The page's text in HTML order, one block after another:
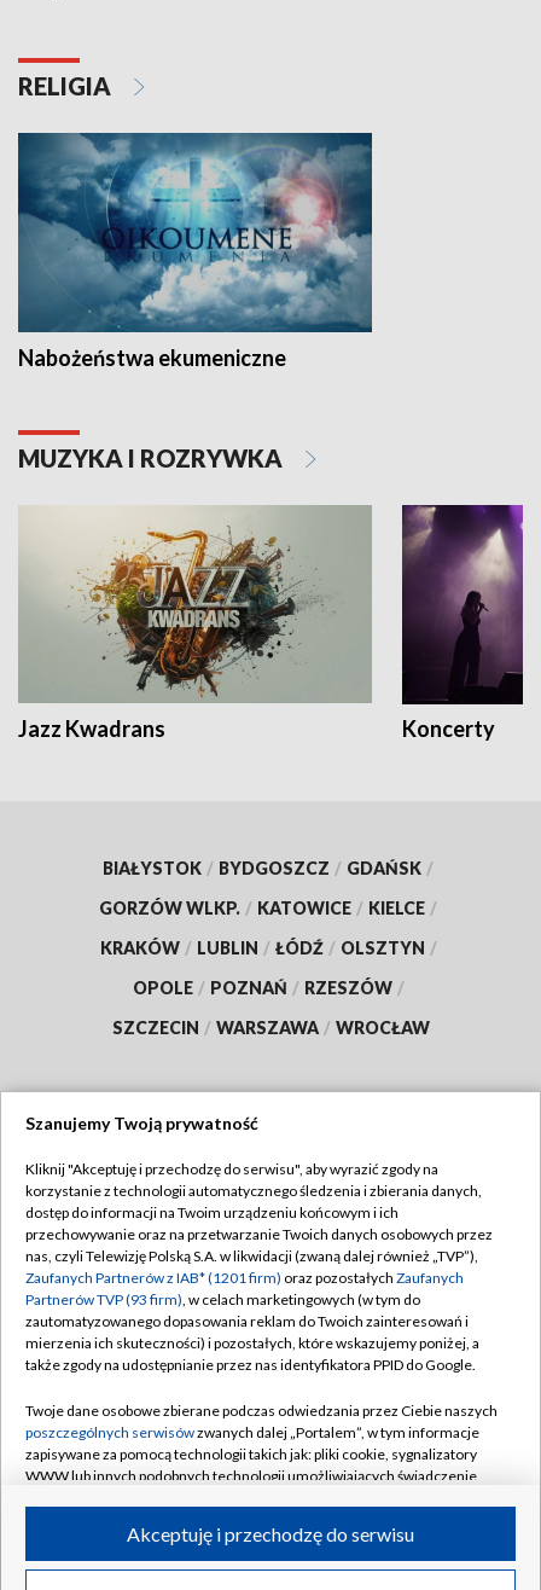
RELIGIA
Nabożeństwa ekumeniczne
MUZYKA I ROZRYWKA
Jazz Kwadrans Koncerty
BIAŁYSTOK / BYDGOSZCZ / GDAŃSK /
GORZÓW WLKP. / KATOWICE / KIELCE /
KRAKÓW / LUBLIN / ŁÓDŹ / OLSZTYN /
OPOLE / POZNAŃ / RZESZÓW /
SZCZECIN / WARSZAWA / WROCŁAW
TVP
Abonament TVP
Emisja w TVP
Centrum informacji TVP
Naziemna Telewizja Cyfrowa
Rada Programowa
System NOS
Informacje o nadawcy
Program dla prasy
Regulamin TVP
Polityka prywatności
Moje zgody
Pomoc
Kontakt
Kanały
©2026 Telewizja Polska S.A. w likwidacji
Szanujemy Twoją prywatność
Kliknij "Akceptuję i przechodzę do serwisu", aby wyrazić zgody na
korzystanie z technologii automatycznego śledzenia i zbierania danych,
dostęp do informacji na Twoim urządzeniu końcowym i ich
przechowywanie oraz na przetwarzanie Twoich danych osobowych przez
nas, czyli Telewizję Polską S.A. w likwidacji (zwaną dalej również „TVP”),
Zaufanych Partnerów z IAB* (1201 firm) oraz pozostałych Zaufanych
Partnerów TVP (93 firm), w celach marketingowych (w tym do
zautomatyzowanego dopasowania reklam do Twoich zainteresowań i
mierzenia ich skuteczności) i pozostałych, które wskazujemy poniżej, a
także zgody na udostępnianie przez nas identyfikatora PPID do Google.
Twoje dane osobowe zbierane podczas odwiedzania przez Ciebie naszych
poszczególnych serwisówzwanych dalej „Portalem”, w tym informacje
zapisywane za pomocą technologii takich jak: pliki cookie, sygnalizatory
WWW lub innych podobnych technologii umożliwiających świadczenie
ruchu w Internecie.Akceptuję i przechodzę do serwisu